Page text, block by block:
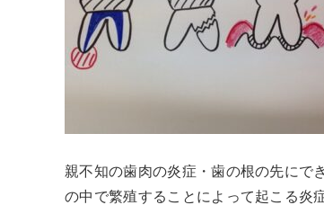
親不知の歯肉の炎症・歯の根の先にで
の中で繁殖することによって起こる炎